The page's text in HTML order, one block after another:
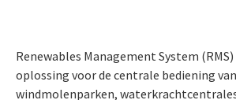
Renewables Management System (RMS)
oplossing voor de centrale bediening van
windmolenparken,